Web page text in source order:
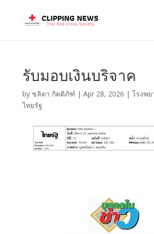
รับมอบเงินบริจาค
by ชลิตา กิตติภัฑ์ | Apr 28, 2026 | โรงพ
ไทยรัฐ